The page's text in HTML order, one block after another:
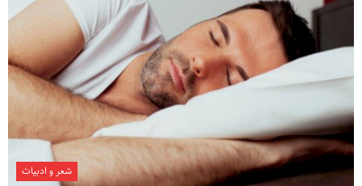
شعر و ادبیات